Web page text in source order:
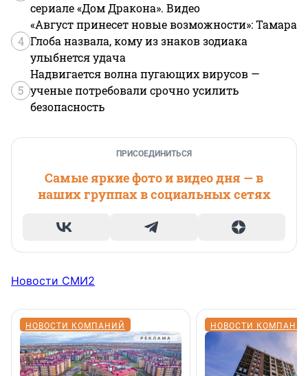
сериале «Дом Дракона». Видео
4
«Август принесет новые возможности»: Тамара
Глоба назвала, кому из знаков зодиака
улыбнется удача
5
Надвигается волна пугающих вирусов —
ученые потребовали срочно усилить
безопасность
ПРИСОЕДИНИТЬСЯ
Самые яркие фото и видео дня — в
наших группах в социальных сетях
Новости СМИ2
НОВОСТИ КОМПАНИЙ НОВОСТИ